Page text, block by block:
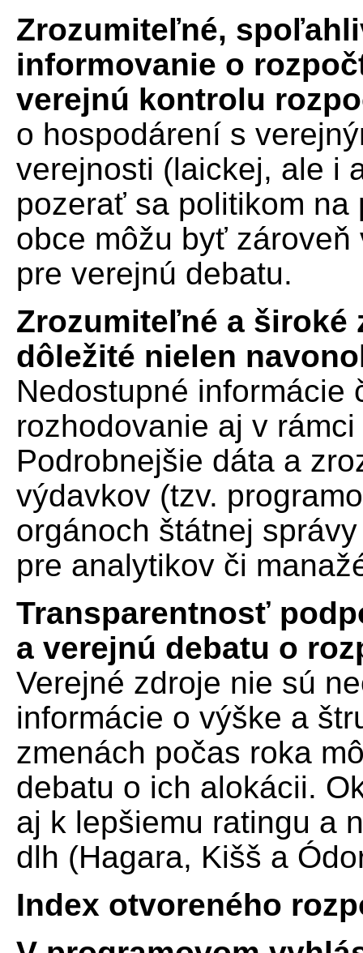
Zrozumiteľné,
informovanie o
verejnú kontrolu
o hospodárení s
verejnosti (laickej, ale i
pozerať sa politikom na
obce môžu byť
pre verejnú debatu.
Zrozumiteľné a široké
dôležité nielen
Nedostupné
rozhodovanie aj v
Podrobnejšie dáta a
výdavkov (tzv.
orgánoch štátnej
pre analytikov či
Transparentnosť
a verejnú debatu o
Verejné zdroje nie sú
informácie o výške a
zmenách počas roka
debatu o ich alokácii.
aj k lepšiemu ratingu a
dlh (Hagara, Kišš a
Index otvoreného